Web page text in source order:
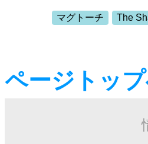
マグトーチ The
ページトッ